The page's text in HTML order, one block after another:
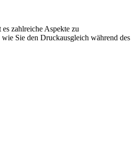
zahlreiche Aspekte zu
Sie den Druckausgleich während des